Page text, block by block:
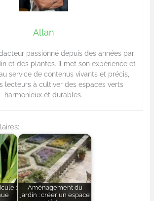
Allan
passionné depuis des années par
et des plantes. Il met son expérience et
service de contenus vivants et précis,
lecteurs à cultiver des espaces verts
harmonieux et durables.
:
Aménagement du
jardin : créer un espace